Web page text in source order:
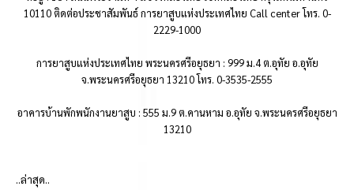
10110 ติดต่อประชาสัมพันธ์ การยาสูบแห่งประเทศไทย Call center โทร. 0-
2229-1000
การยาสูบแห่งประเทศไทย พระนครศรีอยุธยา : 999 ม.4 ต.อุทัย อ.อุทัย
จ.พระนครศรีอยุธยา 13210 โทร. 0-3535-2555
อาคารบ้านพักพนักงานยาสูบ : 555 ม.9 ต.คานหาม อ.อุทัย จ.พระนครศรีอยุธยา
13210
..ล่าสุด..